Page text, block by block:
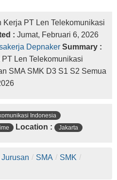
Kerja PT Len Telekomunikasi
: Jumat, Februari 6, 2026
Depnaker Summary :
Len Telekomunikasi
SMA SMK D3 S1 S2 Semua
Indonesia
Location : Jakarta
/ SMA / SMK /